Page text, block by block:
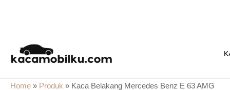
content
Home » Produk » Kaca Belakang Mercedes Benz E 63 AMG